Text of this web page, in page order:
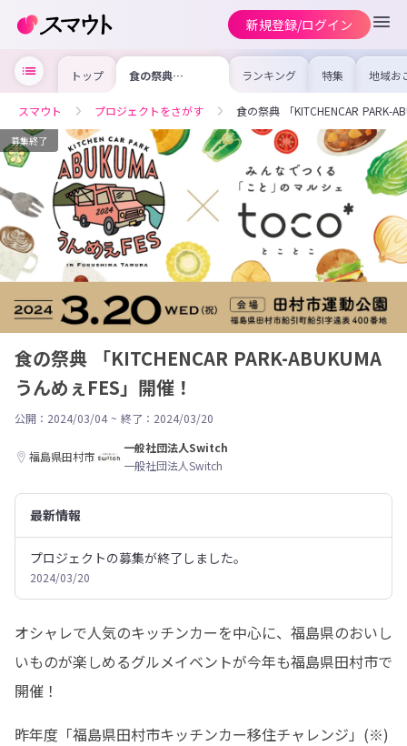
新規登録/ログイン
トップ 食の祭典
「KITCHENCAR
うんめぇFES」開
催！
ランキング 特集 地域お
の求
を集め
事内容
を比較
合った
けよう
スマウト プロジェクトをさがす 食の祭典 「KITCHENCAR PARK-
募集終了
食の祭典 「KITCHENCAR PARK-ABUKUMA
うんめぇFES」開催！
公開：2024/03/04 ~ 終了：2024/03/20
福島県田村市
一般社団法人Switch
一般社団法人Switch
最新情報
プロジェクトの募集が終了しました。
2024/03/20
オシャレで人気のキッチンカーを中心に、福島県のおいし
いものが楽しめるグルメイベントが今年も福島県田村市で
開催！
昨年度「福島県田村市キッチンカー移住チャレンジ」(※)